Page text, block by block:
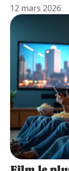
12 mars 2026